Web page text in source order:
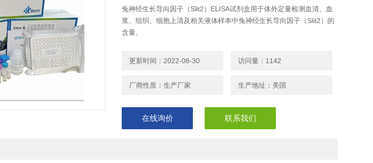
兔神经生长导向因子（Slit2）ELISA试剂盒用于体外定量检测血清、血
浆、组织、细胞上清及相关液体样本中兔神经生长导向因子（Slit2）的
含量。
更新时间：2022-08-30 访问量：1142
厂商性质：生产厂家 生产地址：美国
在线询价 联系我们